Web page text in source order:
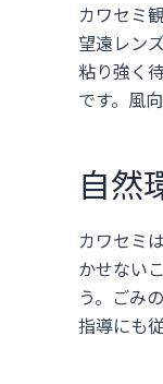
カワセミ
望遠レン
粘り強く
です。風
自然
カワセミ
かせない
う。ごみ
指導にも